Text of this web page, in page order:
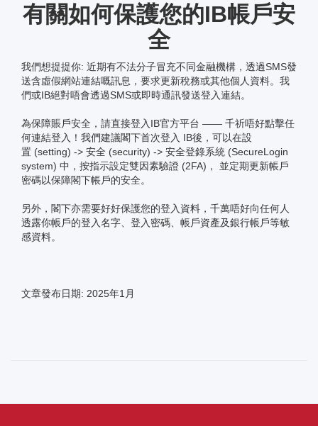
有關如何保護您的IB帳戶安
全
我們想提提你: 近期有不法分子冒充不同金融機構，透過SMS發
送含虛假網站連結嘅訊息，要求更新稅務或其他個人資料。我
們或IB絕對唔會透過SMS或即時通訊發送登入連結。
為保障賬戶安全，請直接登入IB官方平台 —— 千祈唔好點擊任
何連結登入！我們建議閣下首次登入 IB後，可以在設
置 (setting) -> 安全 (security) -> 安全登錄系統 (SecureLogin
system) 中，按指示設定雙因素驗證 (2FA)， 並定期更新帳戶
密碼以保障閣下帳戶的安全。
另外，閣下亦需要好好保護您的登入資料，千萬唔好向任何人
透露你帳戶的登入名字、登入密碼、帳戶資產及銀行帳戶等敏
感資料。
文章發布日期: 2025年1月